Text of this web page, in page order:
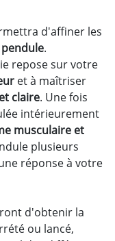
d'affiner les
pendule.
repose sur votre
et à maîtriser
claire. Une fois
intérieurement
musculaire et
plusieurs
réponse à votre
d'obtenir la
ou lancé,